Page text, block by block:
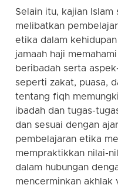
Selain itu, kajian
melibatkan
etika dalam
jamaah haji
beribadah serta
seperti zakat, puasa,
tentang fiqh
ibadah dan tugas-
dan sesuai dengan
pembelajaran etika
mempraktikkan nilai-
dalam hubungan
mencerminkan akhlak